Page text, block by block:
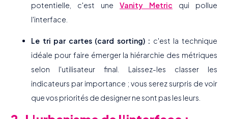
potentielle, c'est une Vanity Metric qui pollue
l'interface.
Le tri par cartes (card sorting) : c'est la technique
idéale pour faire émerger la hiérarchie des métriques
selon l'utilisateur final. Laissez-les classer les
indicateurs par importance ; vous serez surpris de voir
que vos priorités de designer ne sont pas les leurs.